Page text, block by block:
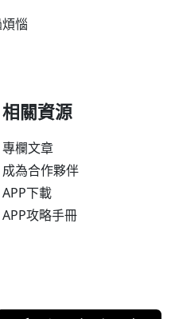
惱
相關資源
專欄文章
成為合作夥伴
APP下載
APP攻略手冊